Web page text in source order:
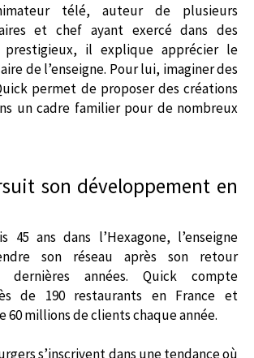
télé, auteur de plusieurs
et chef ayant exercé dans des
prestigieux, il explique apprécier le
de l’enseigne. Pour lui, imaginer des
permet de proposer des créations
un cadre familier pour de nombreux
son développement en
45 ans dans l’Hexagone, l’enseigne
son réseau après son retour
dernières années. Quick compte
de 190 restaurants en France et
60 millions de clients chaque année.
s’inscrivent dans une tendance où